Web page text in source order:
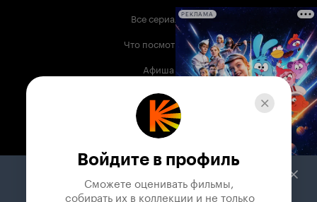
Все сериалы
Что посмотреть
Афиша
Музыка
Телепрограмма
Служба поддержки
РЕКЛАМА
Войдите в профиль
Сможете оценивать фильмы,
собирать их в коллекции и не только